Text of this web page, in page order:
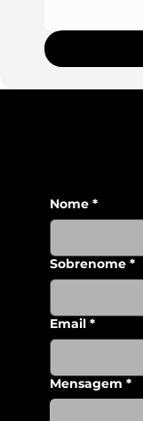
Nome *
Sobrenome *
Email *
Mensagem *